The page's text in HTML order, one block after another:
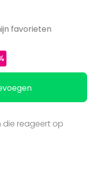
favorieten
die reageert op